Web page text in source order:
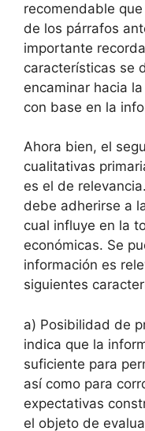
recomendable
de los párrafos
importante
características se
encaminar hacia
con base en la
Ahora bien, el
cualitativas
es el de
debe adherirse a
cual influye en la
económicas. Se
información es
siguientes
a) Posibilidad de
indica que la
suficiente para
así como para
expectativas
el objeto de